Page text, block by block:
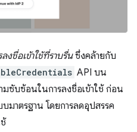
งชื่อเข้าใช้ที่ราบรื่นซึ่งคล้ายกับ
API บน
ซับซ้อนในการลงชื่อเข้าใช้ ก่อน
มาตรฐาน โดยการลดอุปสรรค